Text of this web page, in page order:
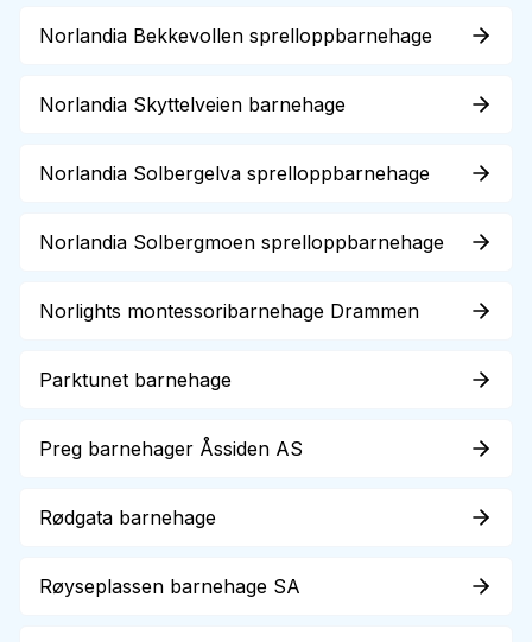
Norlandia Bekkevollen sprelloppbarnehage
Norlandia Skyttelveien barnehage
Norlandia Solbergelva sprelloppbarnehage
Norlandia Solbergmoen sprelloppbarnehage
Norlights montessoribarnehage Drammen
Parktunet barnehage
Preg barnehager Åssiden AS
Rødgata barnehage
Røyseplassen barnehage SA